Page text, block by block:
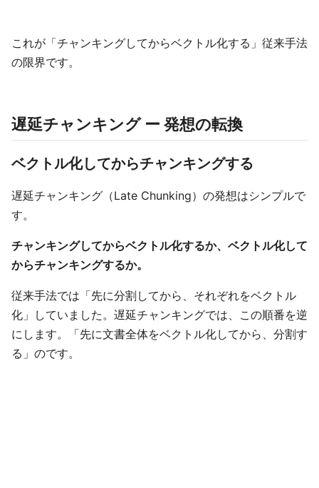
これが「チャンキングしてからベクトル化する」従来手法
の限界です。
遅延チャンキング ー 発想の転換
ベクトル化してからチャンキングする
遅延チャンキング（Late Chunking）の発想はシンプルで
す。
チャンキングしてからベクトル化するか、ベクトル化して
からチャンキングするか。
従来手法では「先に分割してから、それぞれをベクトル
化」していました。遅延チャンキングでは、この順番を逆
にします。「先に文書全体をベクトル化してから、分割す
る」のです。